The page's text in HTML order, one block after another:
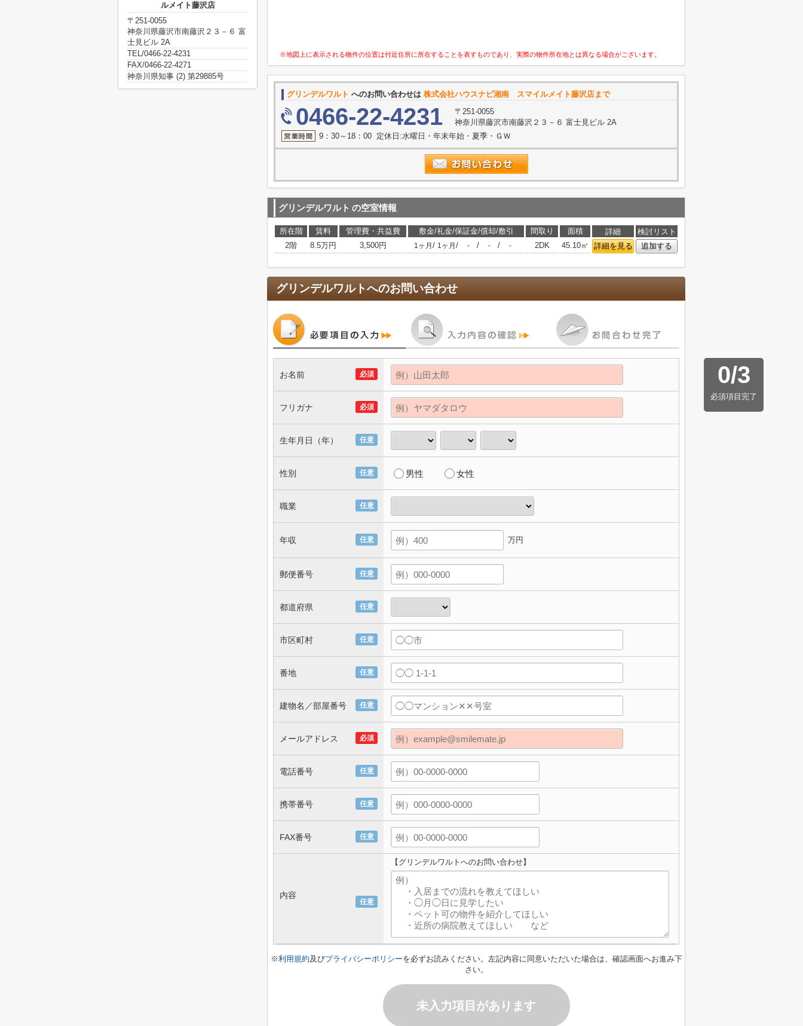
※地図上に表示される物件の位置は付近住所に所在することを表すものであり、実際の物件所在地とは異なる場合がございます。
グリンデルワルト へのお問い合わせは 株式会社ハウスナビ湘南 スマイルメイト藤沢店まで
0466-22-4231
〒251-0055
神奈川県藤沢市南藤沢２３－６ 富士見ビル 2A
9：30～18：00 定休日:水曜日・年末年始・夏季・ＧＷ
グリンデルワルト の空室情報
所在階 賃料 管理費・共益費 敷金/礼金/保証金/償却/敷引 間取り 面積 詳細
検討リスト
2階
8.5万円 3,500円 1ヶ月 / 1ヶ月 / - / - / - 2DK 45.10㎡ 詳細を見る 追加する
グリンデルワルトへのお問い合わせ
0/3
必須項目完了
必須
お名前
必須
フリガナ
任意
生年月日（年）
任意
性別 男性 女性
任意
職業
任意
年収 万円
任意
郵便番号
任意
都道府県
任意
市区町村
任意
番地
任意
建物名／部屋番号
必須
メールアドレス
任意
電話番号
任意
携帯番号
任意
FAX番号
任意
内容
【グリンデルワルトへのお問い合わせ】
※利用規約及びプライバシーポリシーを必ずお読みください。左記内容に同意いただいた場合は、確認画面へお進み下
さい。
未入力項目があります
ルメイト藤沢店
〒251-0055
神奈川県藤沢市南藤沢２３－６ 富
士見ビル 2A
TEL/0466-22-4231
FAX/0466-22-4271
神奈川県知事 (2) 第29885号